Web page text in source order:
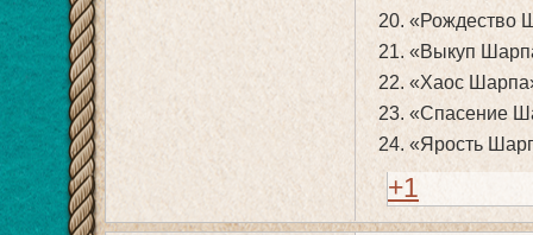
20. «Рождество
21. «Выкуп
22. «Хаос
23. «Спасение
24. «Ярость
+1